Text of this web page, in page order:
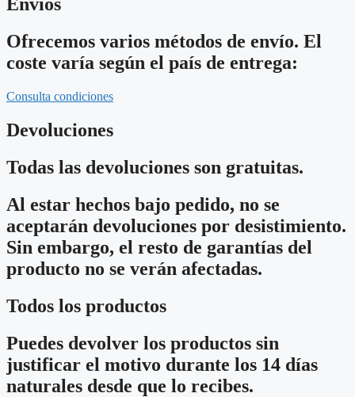
Envíos
Ofrecemos varios métodos de envío. El
coste varía según el país de entrega:
Consulta condiciones
Devoluciones
Todas las devoluciones son gratuitas.
Al estar hechos bajo pedido, no se
aceptarán devoluciones por desistimiento.
Sin embargo, el resto de garantías del
producto no se verán afectadas.
Todos los productos
Puedes devolver los productos sin
justificar el motivo durante los 14 días
naturales desde que lo recibes.